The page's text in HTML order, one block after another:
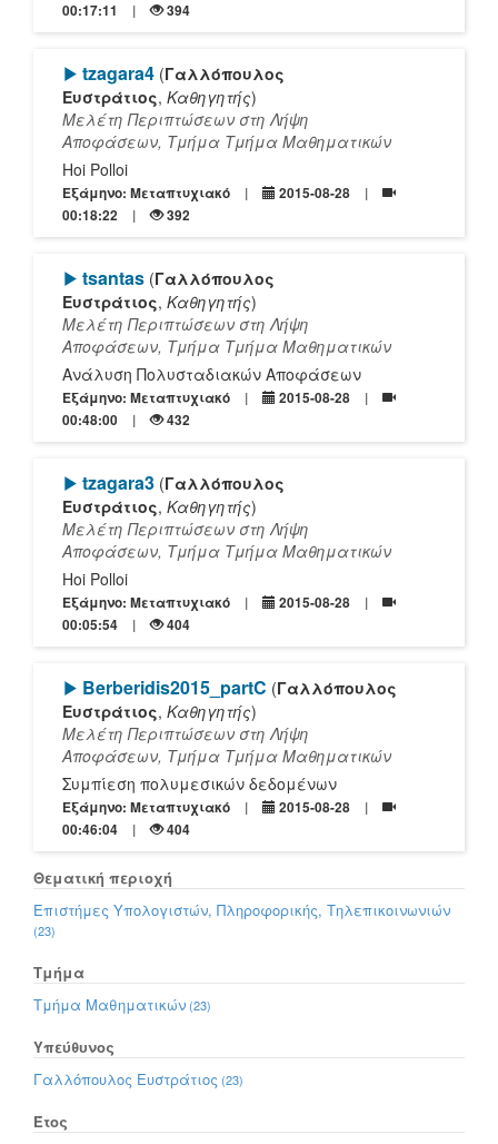
00:17:11
394
[Play]
tzagara4 (Γαλλόπουλος
Ευστράτιος, Καθηγητής)
Μελέτη Περιπτώσεων στη Λήψη
Αποφάσεων, Τμήμα Τμήμα Μαθηματικών
Hoi Polloi
Εξάμηνο: Μεταπτυχιακό
2015-08-28
00:18:22
392
[Play]
tsantas (Γαλλόπουλος
Ευστράτιος, Καθηγητής)
Μελέτη Περιπτώσεων στη Λήψη
Αποφάσεων, Τμήμα Τμήμα Μαθηματικών
Ανάλυση Πολυσταδιακών Αποφάσεων
Εξάμηνο: Μεταπτυχιακό
2015-08-28
00:48:00
432
[Play]
tzagara3 (Γαλλόπουλος
Ευστράτιος, Καθηγητής)
Μελέτη Περιπτώσεων στη Λήψη
Αποφάσεων, Τμήμα Τμήμα Μαθηματικών
Hoi Polloi
Εξάμηνο: Μεταπτυχιακό
2015-08-28
00:05:54
404
[Play]
Berberidis2015_partC (Γαλλόπουλος
Ευστράτιος, Καθηγητής)
Μελέτη Περιπτώσεων στη Λήψη
Αποφάσεων, Τμήμα Τμήμα Μαθηματικών
Συμπίεση πολυμεσικών δεδομένων
Εξάμηνο: Μεταπτυχιακό
2015-08-28
00:46:04
404
Θεματική περιοχή
Επιστήμες Υπολογιστών, Πληροφορικής, Τηλεπικοινωνιών
(23)
Τμήμα
Τμήμα Μαθηματικών (23)
Υπεύθυνος
Γαλλόπουλος Ευστράτιος (23)
Έτος